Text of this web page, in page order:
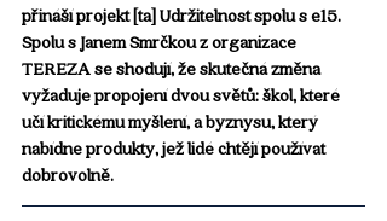
přináší projekt [ta] Udržitelnost spolu s e15.
Spolu s Janem Smrčkou z organizace
TEREZA se shodují, že skutečná změna
vyžaduje propojení dvou světů: škol, které
učí kritickému myšlení, a byznysu, který
nabídne produkty, jež lidé chtějí používat
dobrovolně.